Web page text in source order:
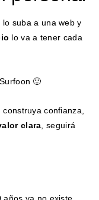
suba a una web y
lo va a tener cada
🙂
confianza,
clara , seguirá